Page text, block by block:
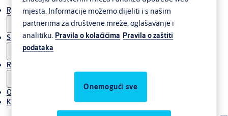
Rješenja
Servis
Reference
O ASSA ABLOY grupi u Adria regiji
Karijera
mjesta. Informacije možemo dijeliti i s našim
partnerima za društvene mreže, oglašavanje i
analitiku. Pravila o kolačićima Pravila o zaštiti
podataka
Onemogući sve